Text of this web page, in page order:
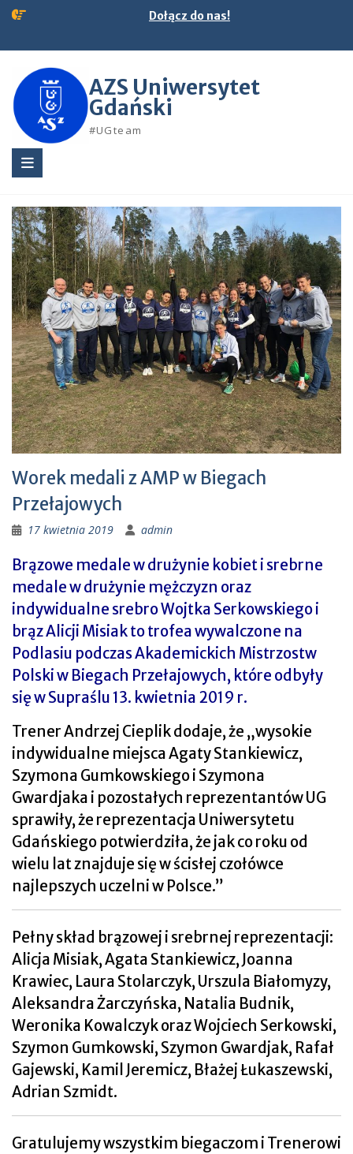
Skip
Dołącz do nas!
AZS Uniwersytet
Gdański
#UGteam
Worek medali z AMP w Biegach
Przełajowych
17 kwietnia 2019 admin
Brązowe medale w drużynie kobiet i srebrne
medale w drużynie mężczyzn oraz
indywidualne srebro Wojtka Serkowskiego i
brąz Alicji Misiak to trofea wywalczone na
Podlasiu podczas Akademickich Mistrzostw
Polski w Biegach Przełajowych, które odbyły
się w Supraślu 13. kwietnia 2019 r.
Trener Andrzej Cieplik dodaje, że „wysokie
indywidualne miejsca Agaty Stankiewicz,
Szymona Gumkowskiego i Szymona
Gwardjaka i pozostałych reprezentantów UG
sprawiły, że reprezentacja Uniwersytetu
Gdańskiego potwierdziła, że jak co roku od
wielu lat znajduje się w ścisłej czołówce
najlepszych uczelni w Polsce.”
Pełny skład brązowej i srebrnej reprezentacji:
Alicja Misiak, Agata Stankiewicz, Joanna
Krawiec, Laura Stolarczyk, Urszula Białomyzy,
Aleksandra Żarczyńska, Natalia Budnik,
Weronika Kowalczyk oraz Wojciech Serkowski,
Szymon Gumkowski, Szymon Gwardjak, Rafał
Gajewski, Kamil Jeremicz, Błażej Łukaszewski,
Adrian Szmidt.
Gratulujemy wszystkim biegaczom i Trenerowi